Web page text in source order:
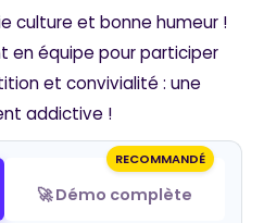
culture et bonne humeur !
en équipe pour participer
et convivialité : une
addictive !
RECOMMANDÉ
🚀 Démo complète